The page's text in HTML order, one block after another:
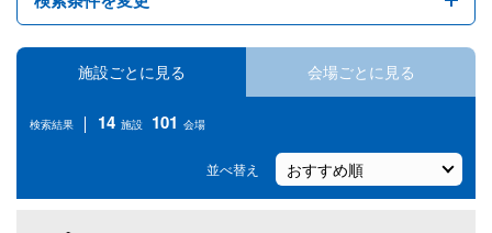
エリア
１時間あたりの料金
施設ごとに見る 会場ごとに見る
検索結果 14 施設 101 会場
並べ替え